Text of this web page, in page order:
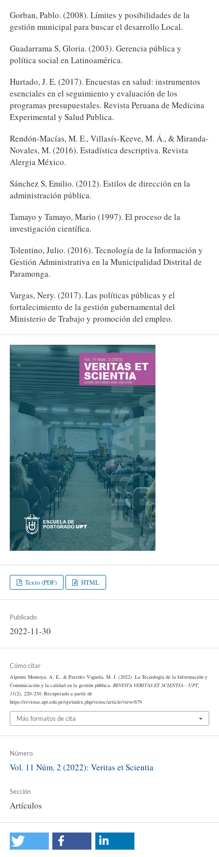
Gorban, Pablo. (2008). Límites y posibilidades de la
gestión municipal para buscar el desarrollo Local.
Guadarrama S, Gloria. (2003). Gerencia pública y
política social en Latinoamérica.
Hurtado, J. E. (2017). Encuestas en salud: instrumentos
esenciales en el seguimiento y evaluación de los
programas presupuestales. Revista Peruana de Medicina
Experimental y Salud Publica.
Rendón-Macías, M. E., Villasís-Keeve, M. Á., & Miranda-
Novales, M. (2016). Estadística descriptiva. Revista
Alergia México.
Sánchez S, Emilio. (2012). Estilos de dirección en la
administración pública.
Tamayo y Tamayo, Mario (1997). El proceso de la
investigación científica.
Tolentino, Julio. (2016). Tecnología de la Información y
Gestión Administrativa en la Municipalidad Distrital de
Paramonga.
Vargas, Nery. (2017). Las políticas públicas y el
fortalecimiento de la gestión gubernamental del
Ministerio de Trabajo y promoción del empleo.
Texto (PDF) HTML
Publicado
2022-11-30
Cómo citar
Alponte Montoya, A. E., & Paredes Vignola, M. J. (2022). La Tecnología de la Información y
Comunicación y la calidad en la gestión pública. REVISTA VERITAS ET SCIENTIA - UPT,
11(2), 220–230. Recuperado a partir de
https://revistas.upt.edu.pe/ojs/index.php/vestsc/article/view/679
Más formatos de cita
Número
Vol. 11 Núm. 2 (2022): Veritas et Scientia
Sección
Artículos